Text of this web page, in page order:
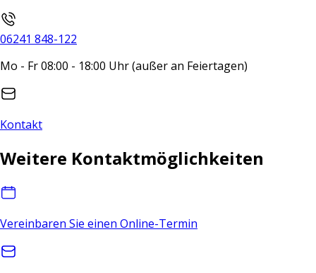
06241 848-122
Mo - Fr 08:00 - 18:00 Uhr (außer an Feiertagen)
Kontakt
Weitere Kontaktmöglichkeiten
Vereinbaren Sie einen Online-Termin